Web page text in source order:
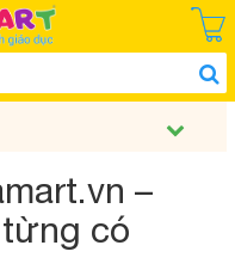
–
có